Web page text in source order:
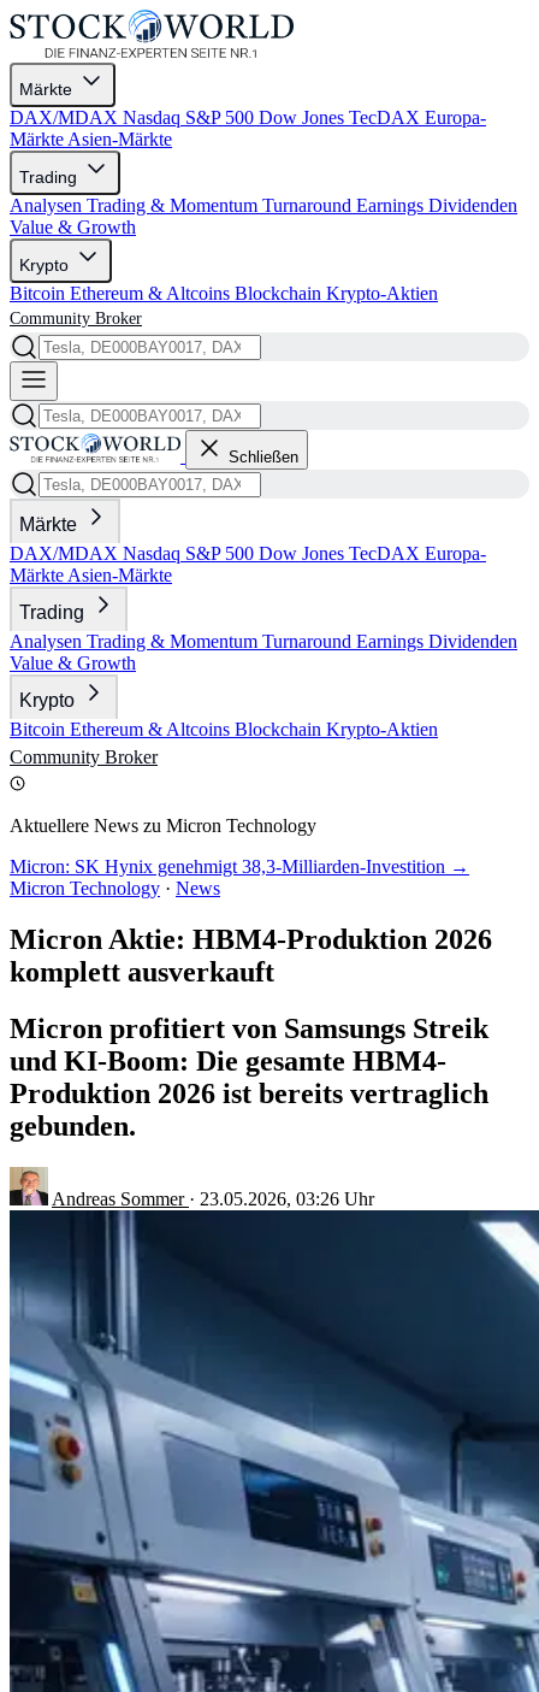
Märkte
DAX/MDAX Nasdaq S&P 500 Dow Jones TecDAX Europa-
Märkte Asien-Märkte
Trading
Analysen Trading & Momentum Turnaround Earnings Dividenden
Value & Growth
Krypto
Bitcoin Ethereum & Altcoins Blockchain Krypto-Aktien
Community Broker
Schließen
Märkte
DAX/MDAX Nasdaq S&P 500 Dow Jones TecDAX Europa-
Märkte Asien-Märkte
Trading
Analysen Trading & Momentum Turnaround Earnings Dividenden
Value & Growth
Krypto
Bitcoin Ethereum & Altcoins Blockchain Krypto-Aktien
Community Broker
Aktuellere News zu Micron Technology
Micron: SK Hynix genehmigt 38,3-Milliarden-Investition →
Micron Technology · News
Micron Aktie: HBM4-Produktion 2026
komplett ausverkauft
Micron profitiert von Samsungs Streik
und KI-Boom: Die gesamte HBM4-
Produktion 2026 ist bereits vertraglich
gebunden.
Andreas Sommer · 23.05.2026, 03:26 Uhr